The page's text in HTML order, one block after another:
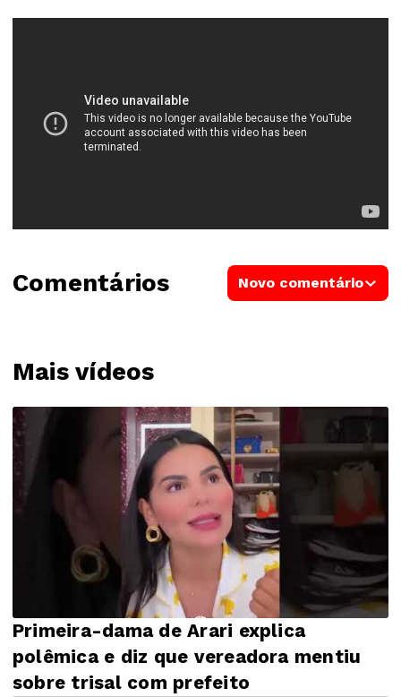
Mais vídeos
Primeira-dama de Arari explica
polêmica e diz que vereadora mentiu
sobre trisal com prefeito
Comentários Novo comentário